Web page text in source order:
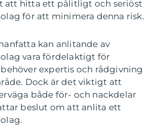
att hitta ett pålitligt och seriöst
för att minimera denna risk.
kan anlitande av
vara fördelaktigt för
expertis och rådgivning
Dock är det viktigt att
både för- och nackdelar
beslut om att anlita ett